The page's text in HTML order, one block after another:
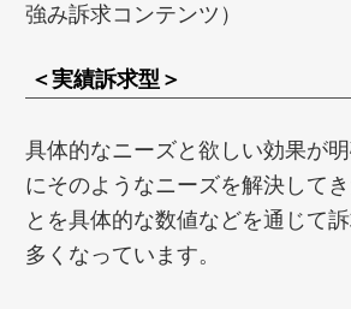
強み訴求コンテンツ）
＜実績訴求型＞
具体的なニーズと欲しい効果が
にそのようなニーズを解決して
とを具体的な数値などを通じて
多くなっています。